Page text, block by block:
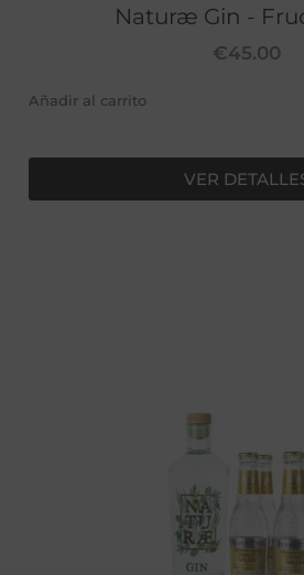
Naturæ Gin -
€45.00
Añadir al carrito
VER